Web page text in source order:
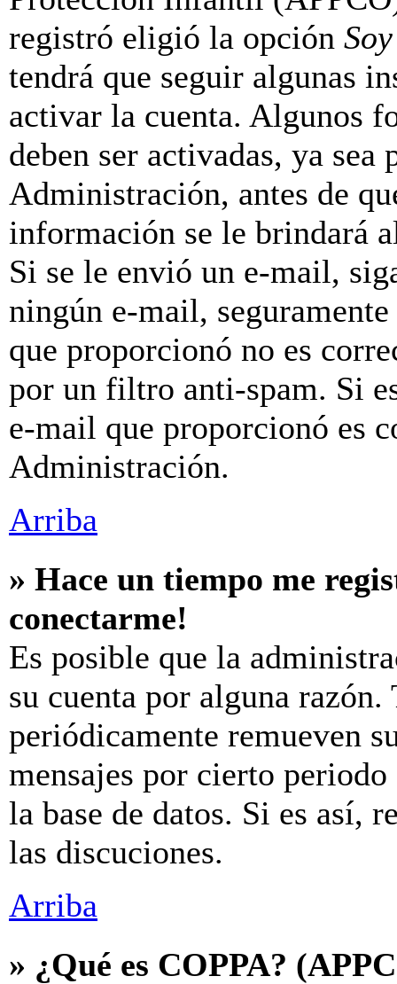
registró eligió la opción
tendrá que seguir algunas
activar la cuenta. Algunos
deben ser activadas, ya
Administración, antes de
información se le brindará
Si se le envió un e-mail,
ningún e-mail,
que proporcionó no es
por un filtro anti-spam. Si
e-mail que proporcionó es
Administración.
Arriba
» Hace un tiempo me
conectarme!
Es posible que la
su cuenta por alguna
periódicamente remueven
mensajes por cierto
la base de datos. Si es así,
las discuciones.
Arriba
» ¿Qué es COPPA?